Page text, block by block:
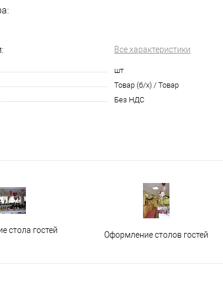
Все характеристики
шт
Товар (б/х) / Товар
Без НДС
стола гостей Оформление столов гостей